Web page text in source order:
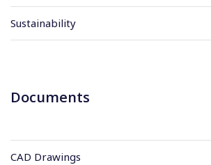
Sustainability
Documents
CAD Drawings